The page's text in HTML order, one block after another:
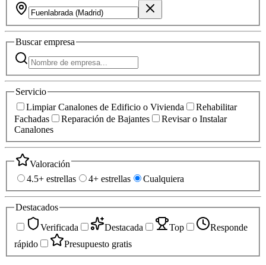
Buscarempresa
Servicio
Limpiar Canalones de Edificio o Vivienda
Rehabilitar
Fachadas
Reparación de Bajantes
Revisar o Instalar
Canalones
Valoración
4.5+ estrellas
4+ estrellas Cualquiera
Destacados
Verificada
Destacada Top
Responde
rápido
Presupuesto gratis